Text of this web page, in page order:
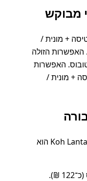
מבוקש
+ מונית /
סביב 4.4 שעות. האפשרות הזולה
של אוטובוס. האפשרות
+ מונית /
המסלול הקצר בממוצע מבנגקוק לKoh Lanta הוא
₪).